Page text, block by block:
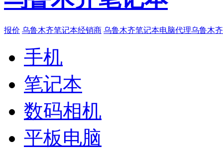
报价 乌鲁木齐笔记本经销商 乌鲁木齐笔记本电脑代理乌鲁木
手机
笔记本
数码相机
平板电脑